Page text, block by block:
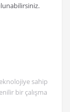
sahip
bir çalışma